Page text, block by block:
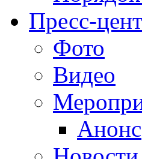
Пресс-
Фото
Видео
Анонс